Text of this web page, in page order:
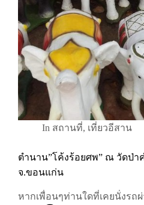
In สถานที่, เที่ยวอีสาน
ตำนาน”โค้งร้อยศพ” ณ วัดป่า
จ.ขอนแก่น
หากเพื่อนๆท่านใดที่เคยนั่งร